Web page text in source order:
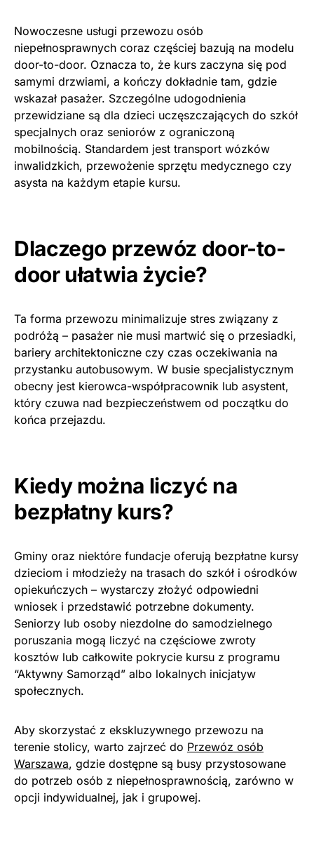
Nowoczesne usługi przewozu osób
niepełnosprawnych coraz częściej bazują na modelu
door-to-door. Oznacza to, że kurs zaczyna się pod
samymi drzwiami, a kończy dokładnie tam, gdzie
wskazał pasażer. Szczególne udogodnienia
przewidziane są dla dzieci uczęszczających do szkół
specjalnych oraz seniorów z ograniczoną
mobilnością. Standardem jest transport wózków
inwalidzkich, przewożenie sprzętu medycznego czy
asysta na każdym etapie kursu.
Dlaczego przewóz door-to-
door ułatwia życie?
Ta forma przewozu minimalizuje stres związany z
podróżą – pasażer nie musi martwić się o przesiadki,
bariery architektoniczne czy czas oczekiwania na
przystanku autobusowym. W busie specjalistycznym
obecny jest kierowca-współpracownik lub asystent,
który czuwa nad bezpieczeństwem od początku do
końca przejazdu.
Kiedy można liczyć na
bezpłatny kurs?
Gminy oraz niektóre fundacje oferują bezpłatne kursy
dzieciom i młodzieży na trasach do szkół i ośrodków
opiekuńczych – wystarczy złożyć odpowiedni
wniosek i przedstawić potrzebne dokumenty.
Seniorzy lub osoby niezdolne do samodzielnego
poruszania mogą liczyć na częściowe zwroty
kosztów lub całkowite pokrycie kursu z programu
“Aktywny Samorząd” albo lokalnych inicjatyw
społecznych.
Aby skorzystać z ekskluzywnego przewozu na
terenie stolicy, warto zajrzeć do Przewóz osób
Warszawa, gdzie dostępne są busy przystosowane
do potrzeb osób z niepełnosprawnością, zarówno w
opcji indywidualnej, jak i grupowej.